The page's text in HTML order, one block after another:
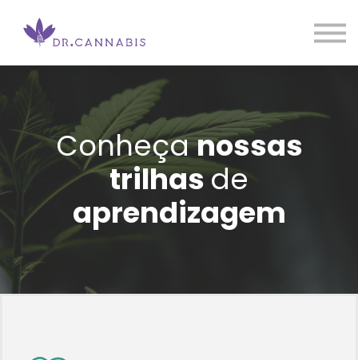
JÁ SOU ALUNO
Conheçanossas
trilhasde
aprendizagem